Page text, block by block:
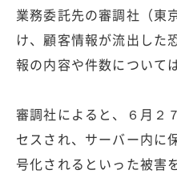
業務委託先の審調社（東
け、顧客情報が流出した
報の内容や件数について
審調社によると、６月２
セスされ、サーバー内に
号化されるといった被害